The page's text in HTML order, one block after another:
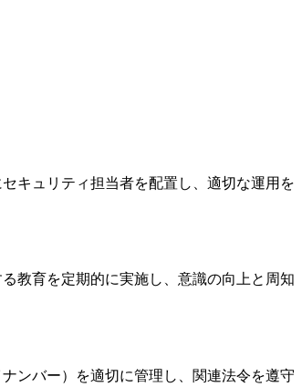
キュリティ担当者を配置し、適切な運用を
教育を定期的に実施し、意識の向上と周知
ンバー）を適切に管理し、関連法令を遵守